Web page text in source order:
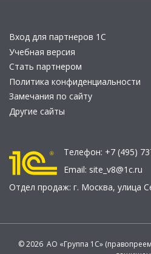
Вход для партнеров 1С
Учебная версия
Стать партнером
Политика конфиденциальности
Замечания по сайту
Другие сайты
Телефон: +7 (495)
Email: site_v8@1c.ru
Отдел продаж: г. Москва, улица
© 2026 АО «Группа 1С»